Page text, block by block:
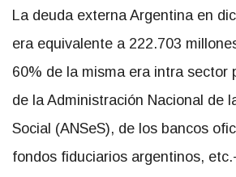
La deuda externa Argentina en
era equivalente a 222.703
60% de la misma era intra sector
de la Administración Nacional de
Social (ANSeS), de los bancos
fondos fiduciarios argentinos,